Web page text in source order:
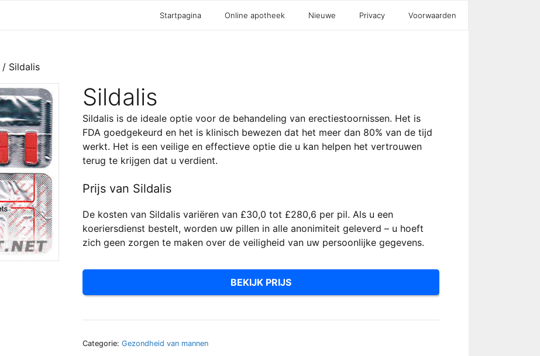
Startpagina Online apotheek Nieuwe Privacy Voorwaarden
/ Sildalis
Sildalis
Sildalis is de ideale optie voor de behandeling van erectiestoornissen. Het is
FDA goedgekeurd en het is klinisch bewezen dat het meer dan 80% van de tijd
werkt. Het is een veilige en effectieve optie die u kan helpen het vertrouwen
terug te krijgen dat u verdient.
Prijs van Sildalis
De kosten van Sildalis variëren van £30,0 tot £280,6 per pil. Als u een
koeriersdienst bestelt, worden uw pillen in alle anonimiteit geleverd – u hoeft
zich geen zorgen te maken over de veiligheid van uw persoonlijke gegevens.
BEKIJK PRIJS
Categorie: Gezondheid van mannen